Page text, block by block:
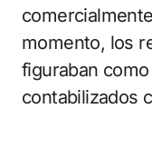
momento, los
figuraban
contabilizados